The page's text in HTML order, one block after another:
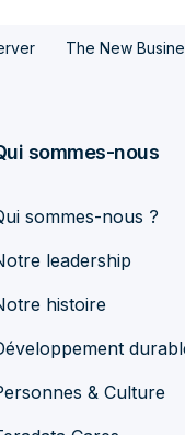
The New
sommes-nous
sommes-nous ?
leadership
histoire
& Culture